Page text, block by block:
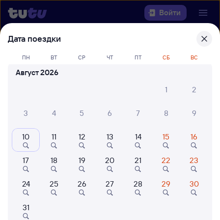
Войти
Выберите день, чтобы найти
билеты Залари — Адлер
Откуда
Когда
Кто едет
Найти поезда
Дата поездки
ПН ВТ СР ЧТ ПТ СБ ВС
Август 2026
1
2
3 4 5 6 7 8 9
10 11 12 13 14 15 16
17 18 19 20 21 22 23
24 25 26 27 28 29 30
31